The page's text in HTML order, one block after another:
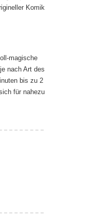
Komik
magische
nach Art des
bis zu 2
für nahezu